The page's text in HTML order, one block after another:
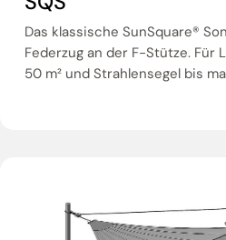
Das klassische SunSquare®
Federzug an der F-Stütze. Für
50 m² und Strahlensegel bis